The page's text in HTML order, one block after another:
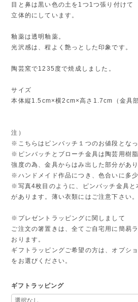
目と鼻は黒い色の土を1つ1つ張り付けて
立体的にしています。
釉薬は透明釉薬。
光沢感は、程よく艶っとした印象です。
陶芸窯で1235度で焼成しました。
サイズ
本体縦1.5cm×横2cm×高さ1.7cm（金具
注）
※こちらはピンバッチ１つのお値段となっ
※ピンバッチとブローチ金具は陶芸用樹
強度の為、金具からはみ出した部分があり
※ハンドメイド作品につき、色合いに多少
※写真4枚目のように、ピンバッチ金具と
があります。薄い衣類にはご注意下さい。
※プレゼントラッピングに関しまして
ご注文の箸置きは、全てご自宅用に簡易
おります。
ギフトラッピングご希望の方は、オプシ
をお選びください。
ギフトラッピング